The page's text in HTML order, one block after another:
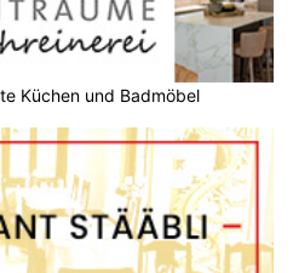
Küchen und Badmöbel